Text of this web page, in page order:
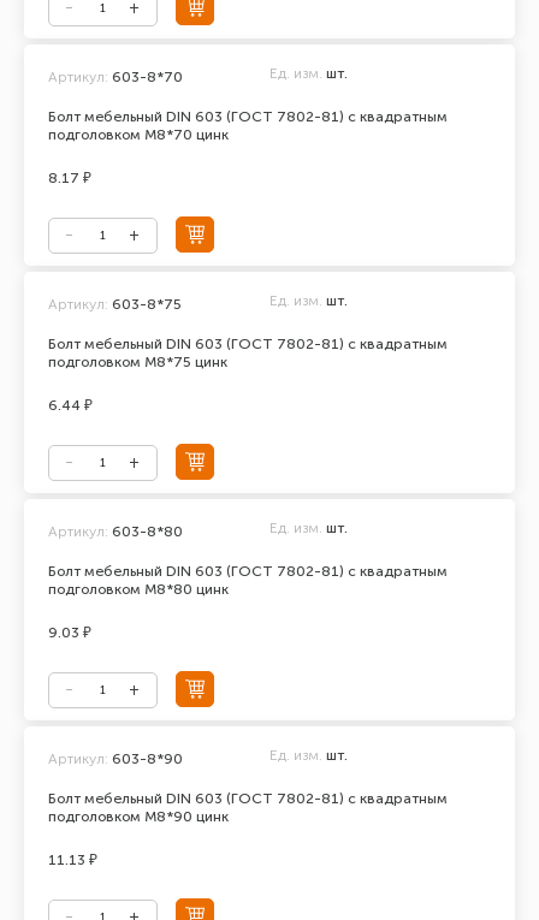
Болт мебельный DIN 603 (ГОСТ 7802-81) с квадратным
подголовком М8*70 цинк
Артикул: 603-8*70 Ед. изм. шт.
8.17 ₽
Болт мебельный DIN 603 (ГОСТ 7802-81) с квадратным
подголовком М8*75 цинк
Артикул: 603-8*75 Ед. изм. шт.
6.44 ₽
Болт мебельный DIN 603 (ГОСТ 7802-81) с квадратным
подголовком М8*80 цинк
Артикул: 603-8*80 Ед. изм. шт.
9.03 ₽
Болт мебельный DIN 603 (ГОСТ 7802-81) с квадратным
подголовком М8*90 цинк
Артикул: 603-8*90 Ед. изм. шт.
11.13 ₽